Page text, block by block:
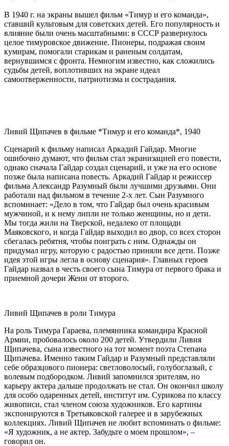
В 1940 г. на экраны вышел фильм «Тимур и его команда»,
ставший культовым для советских детей. Его популярность и
влияние были очень масштабными: в СССР развернулось
целое тимуровское движение. Пионеры, подражая своим
кумирам, помогали старикам и раненым солдатам,
вернувшимся с фронта. Немногим известно, как сложились
судьбы детей, воплотивших на экране идеал
самоотверженности, патриотизма и сострадания.
Ливий Щипачев в фильме *Тимур и его команда*, 1940
Сценарий к фильму написал Аркадий Гайдар. Многие
ошибочно думают, что фильм стал экранизацией его повести,
однако сначала Гайдар создал сценарий, и уже на его основе
позже была написана повесть. Аркадий Гайдар и режиссер
фильма Александр Разумный были лучшими друзьями. Они
работали над фильмом в течение 2-х лет. Сын Разумного
вспоминает: «Дело в том, что Гайдар был очень красивым
мужчиной, и к нему липли не только женщины, но и дети.
Мы тогда жили на Тверской, недалеко от площади
Маяковского, и когда Гайдар выходил во двор, со всех сторон
сбегалась ребятня, чтобы поиграть с ним. Однажды он
придумал игру, которую с радостью приняли все дети. Позже
идея этой игры легла в основу сценария». Главных героев
Гайдар назвал в честь своего сына Тимура от первого брака и
приемной дочери Жени от второго.
Ливий Щипачев в роли Тимура
На роль Тимура Гараева, племянника командира Красной
Армии, пробовалось около 200 детей. Утвердили Ливия
Щипачева, сына известного на тот момент поэта Степана
Щипачева. Именно таким Гайдар и Разумный представляли
себе образцового пионера: светловолосый, голубоглазый, с
волевым подбородком. Ливий запомнился зрителям, но
карьеру актера дальше продолжать не стал. Он окончил школу
для особо одаренных детей, институт им. Сурикова по классу
живописи, стал членом союза художников. Его картины
экспонируются в Третьяковской галерее и в зарубежных
коллекциях. Ливий Щипачев не любит вспоминать о фильме:
«Я художник, а не актер. Забудьте о моем прошлом», –
говорил он.